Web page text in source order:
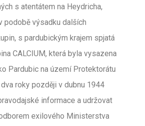
s atentátem na Heydricha,
podobě výsadku dalších
s pardubickým krajem spjatá
CALCIUM, která byla vysazena
Pardubic na území Protektorátu
roky později v dubnu 1944
informace a udržovat
exilového Ministerstva